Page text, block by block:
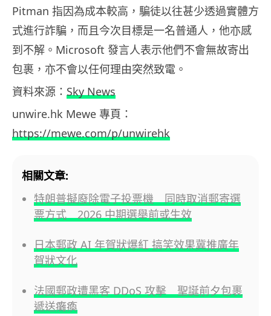
Pitman 指因為成本較高，騙徒以往甚少透過實體方
式進行詐騙，而且今次目標是一名普通人，他亦感
到不解。Microsoft 發言人表示他們不會無故寄出
包裹，亦不會以任何理由突然致電。
資料來源： Sky News
unwire.hk Mewe 專頁：
https://mewe.com/p/unwirehk
相關文章:
特朗普擬廢除電子投票機 同時取消郵寄選
票方式 2026 中期選舉前或生效
日本郵政 AI 年賀狀爆紅 搞笑效果冀推廣年
賀狀文化
法國郵政遭黑客 DDoS 攻擊 聖誕前夕包裹
遞送癱瘓